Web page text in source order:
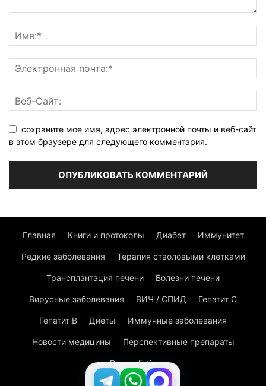
сохраните мое имя, адрес электронной почты и веб-сайт
в этом браузере для следующего комментария.
Главная Книги и протоколы Диабет Иммунитет
Редкие заболевания Терапия стволовыми клетками
Трансплантация печени Болезни печени
Вирусные заболевания ВИЧ / СПИД Гепатит C
Гепатит В Диеты Иммунные заболевания
Новости медицины Перспективные препараты
Dorzagliatin